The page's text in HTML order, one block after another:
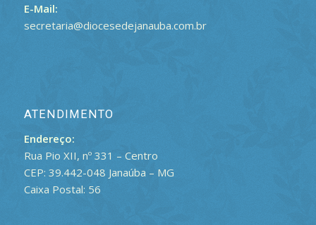
E-Mail:
secretaria@diocesedejanauba.com.br
ATENDIMENTO
Endereço:
Rua Pio XII, nº 331 – Centro
CEP: 39.442-048 Janaúba – MG
Caixa Postal: 56